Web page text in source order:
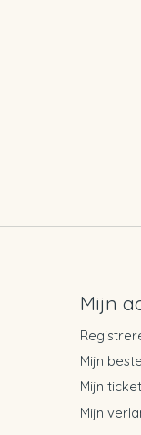
Mijn
Mijn
Mijn
Mijn